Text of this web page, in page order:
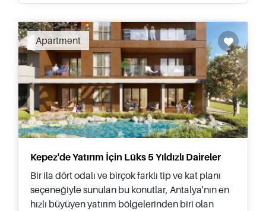
Apartment
Kepez'de Yatırım İçin Lüks 5 Yıldızlı Daireler
Bir ila dört odalı ve birçok farklı tip ve kat planı
seçeneğiyle sunulan bu konutlar, Antalya'nın en
hızlı büyüyen yatırım bölgelerinden biri olan